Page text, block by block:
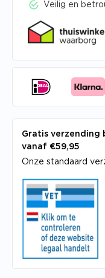
Veilig en
Gratis verzending
vanaf €59,95
Onze standaard